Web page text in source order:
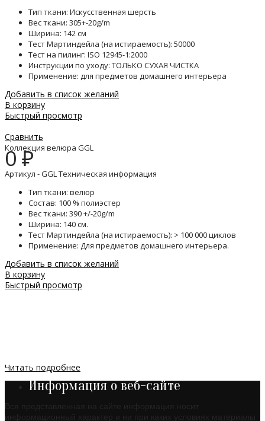
Тип ткани: Искусственная шерсть
Вес ткани: 305+-20g/m
Ширина: 142 см
Тест Мартиндейла (на истираемость): 50000
Тест на пилинг: ISO 12945-1:2000
Инструкции по уходу: ТОЛЬКО СУХАЯ ЧИСТКА
Применение: для предметов домашнего интерьера
Добавить в список желаний
В корзину
Быстрый просмотр
Сравнить
Коллекция велюра GGL
0₽
Артикул - GGL Техническая информация
Тип ткани: велюр
Состав: 100 % полиэстер
Вес ткани: 390 +/-20g/m
Ширина: 140 см.
Тест Мартиндейла (на истираемость): > 100 000 циклов
Применение: Для предметов домашнего интерьера.
Добавить в список желаний
В корзину
Быстрый просмотр
Читать подробнее
Информация о веб-сайте